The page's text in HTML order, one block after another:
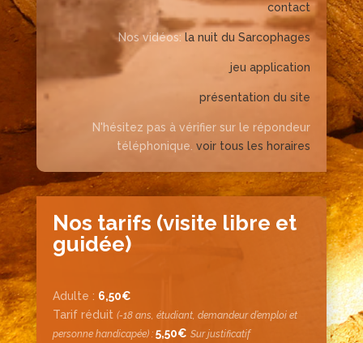
contact
Nos vidéos: la nuit du Sarcophages
jeu application
présentation du site
N'hésitez pas à vérifier sur le répondeur
téléphonique. voir tous les horaires
Nos tarifs (visite libre et
guidée)
Adulte : 6,50€
Tarif réduit (-18 ans, étudiant, demandeur d’emploi et
personne handicapée) : 5,50€ Sur justificatif